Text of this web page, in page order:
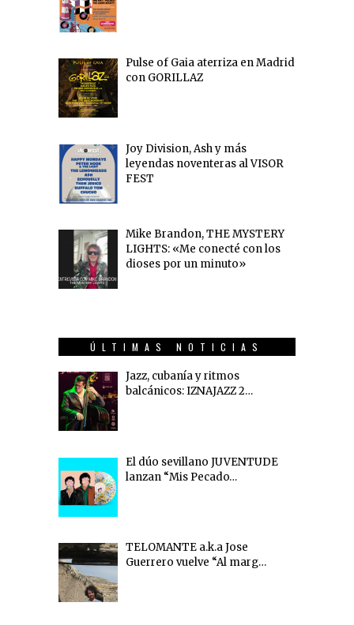
Pulse of Gaia aterriza en Madrid
con GORILLAZ
Joy Division, Ash y más
leyendas noventeras al VISOR
FEST
Mike Brandon, THE MYSTERY
LIGHTS: «Me conecté con los
dioses por un minuto»
ÚLTIMAS NOTICIAS
Jazz, cubanía y ritmos
balcánicos: IZNAJAZZ 2…
El dúo sevillano JUVENTUDE
lanzan “Mis Pecado…
TELOMANTE a.k.a Jose
Guerrero vuelve “Al marg…